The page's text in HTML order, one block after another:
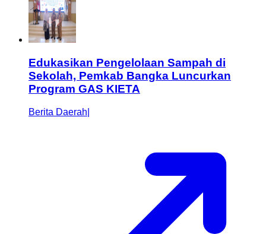
Edukasikan Pengelolaan Sampah di
Sekolah, Pemkab Bangka Luncurkan
Program GAS KIETA
Berita Daerah